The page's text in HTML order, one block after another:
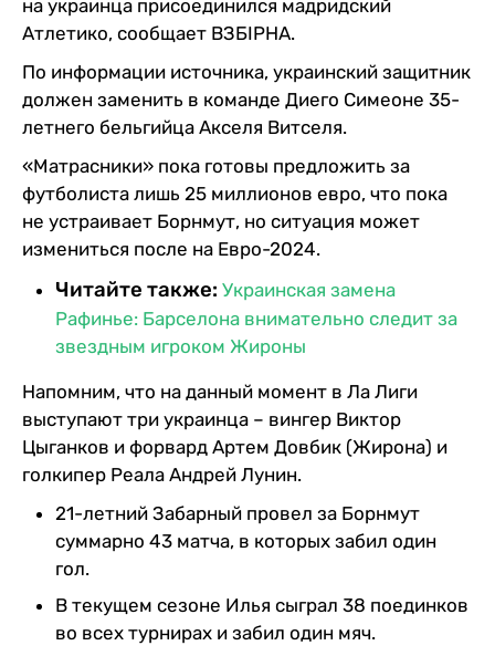
на украинца присоединился мадридский
Атлетико, сообщает ВЗБІРНА.
По информации источника, украинский защитник
должен заменить в команде Диего Симеоне 35-
летнего бельгийца Акселя Витселя.
«Матрасники» пока готовы предложить за
футболиста лишь 25 миллионов евро, что пока
не устраивает Борнмут, но ситуация может
измениться после на Евро-2024.
Читайте также: Украинская замена
Рафинье: Барселона внимательно следит за
звездным игроком Жироны
Напомним, что на данный момент в Ла Лиги
выступают три украинца – вингер Виктор
Цыганков и форвард Артем Довбик (Жирона) и
голкипер Реала Андрей Лунин.
21-летний Забарный провел за Борнмут
суммарно 43 матча, в которых забил один
гол.
В текущем сезоне Илья сыграл 38 поединков
во всех турнирах и забил один мяч.